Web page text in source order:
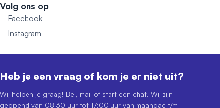
Volg ons op
Facebook
Instagram
Heb je een vraag of kom je er niet uit?
Wij helpen je graag! Bel, mail of start een chat. Wij zijn
geopend van 08:30 uur tot 17:00 uur van maandag t/m